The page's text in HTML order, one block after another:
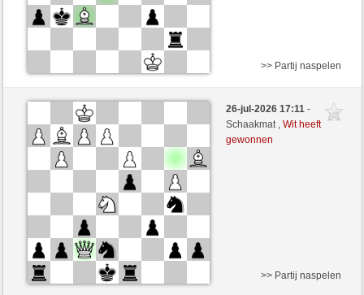
Zwart
Cerredo3 (1196) (+27)
Windhang (1330) (-22)
Speelduur: 4 minutes/side + 5 seconds/move
Partij telt mee voor de ranglijst
>> Partij naspelen
26-jul-2026 17:11-
Schaakmat ,Wit heeft
gewonnen
>> Partij naspelen